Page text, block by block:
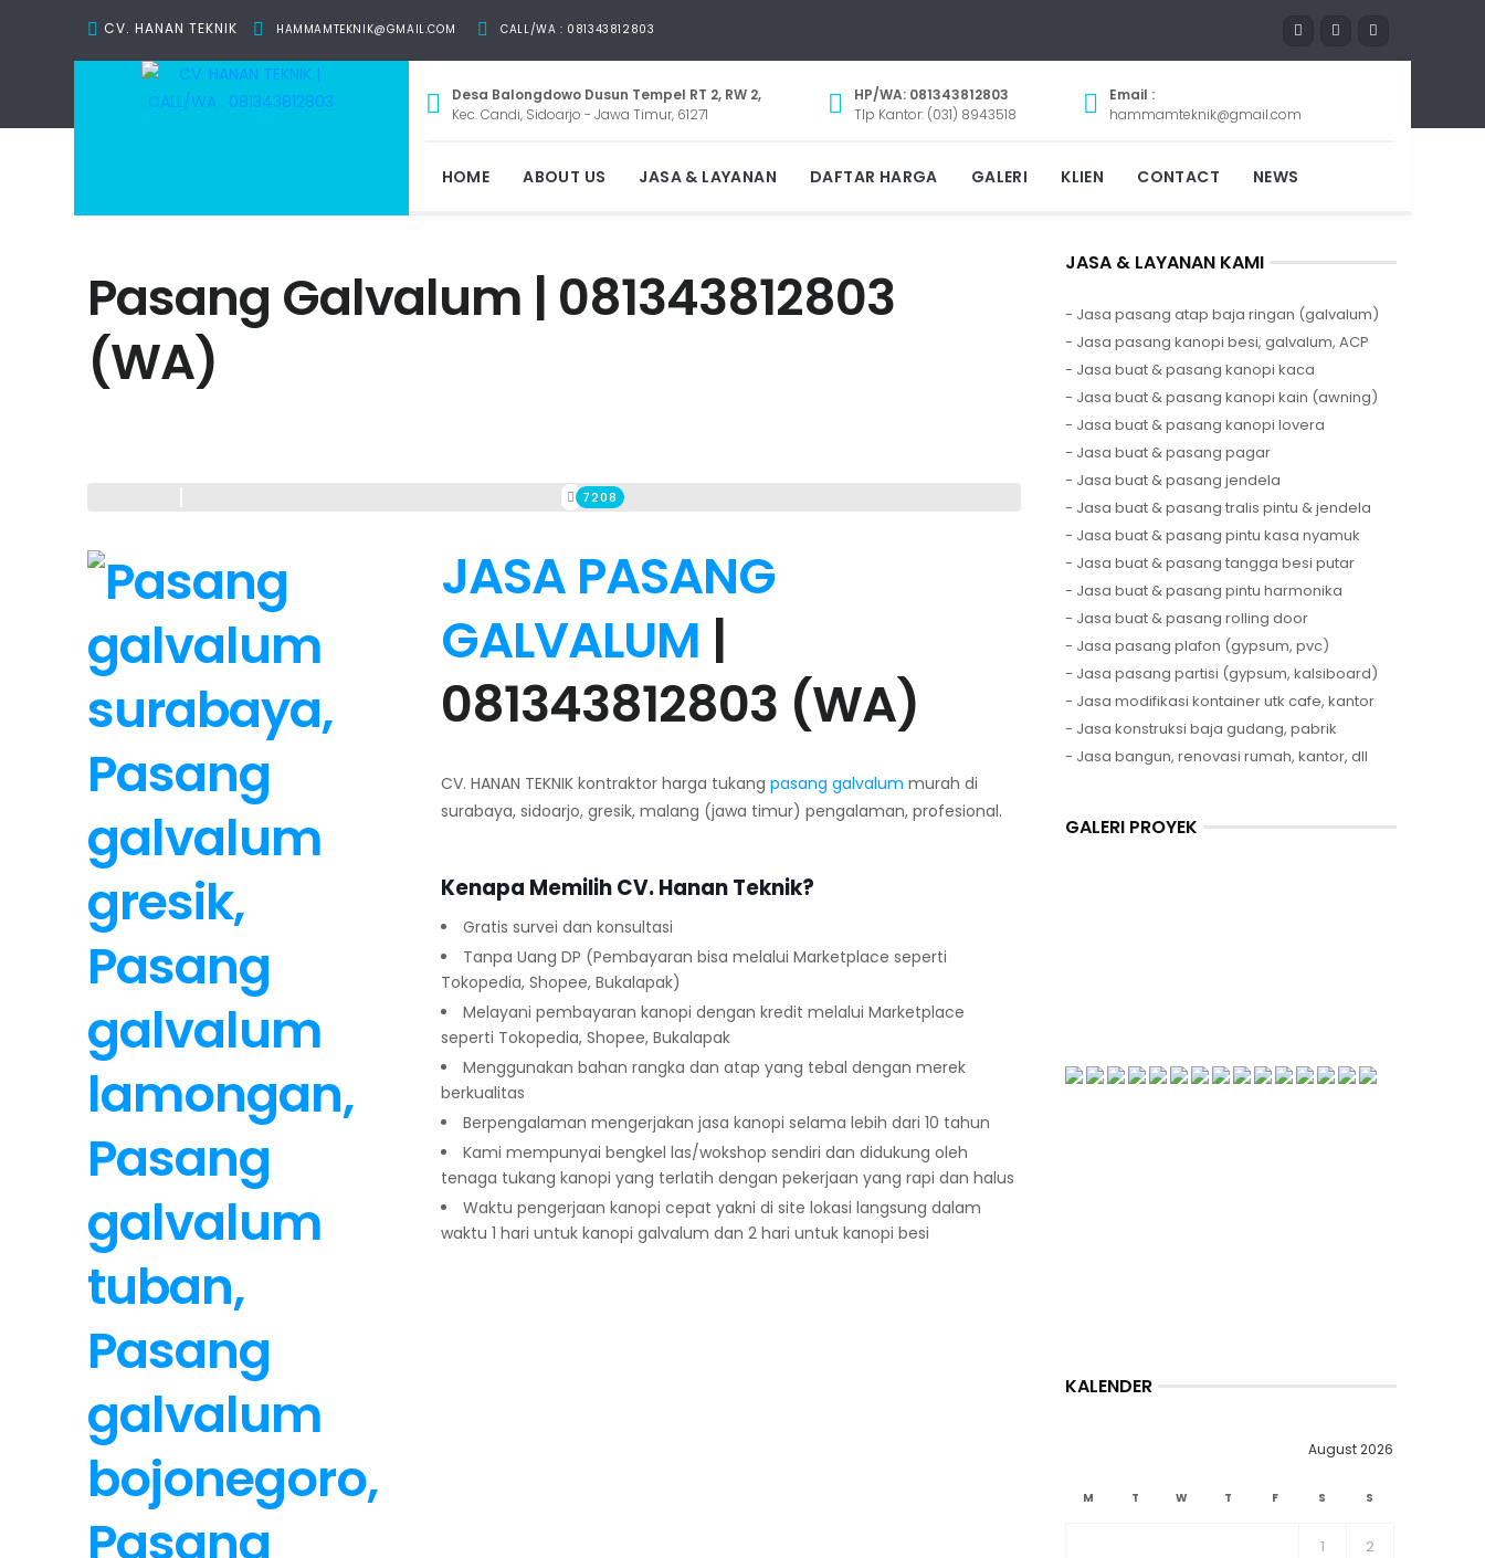
CV. HANAN TEKNIK HAMMAMTEKNIK@GMAIL.COM CALL/WA : 081343812803
Desa Balongdowo Dusun Tempel RT 2, RW 2,
Kec. Candi, Sidoarjo - Jawa Timur, 61271
HP/WA: 081343812803
Tlp Kantor: (031) 8943518
Email :
hammamteknik@gmail.com
HOME ABOUT US JASA & LAYANAN DAFTAR HARGA GALERI KLIEN CONTACT NEWS
Pasang Galvalum | 081343812803
(WA)
7208
JASA PASANG
GALVALUM |
081343812803 (WA)
CV. HANAN TEKNIK kontraktor harga tukang pasang galvalum murah di
surabaya, sidoarjo, gresik, malang (jawa timur) pengalaman, profesional.
Kenapa Memilih CV. Hanan Teknik?
Gratis survei dan konsultasi
Tanpa Uang DP (Pembayaran bisa melalui Marketplace seperti
Tokopedia, Shopee, Bukalapak)
Melayani pembayaran kanopi dengan kredit melalui Marketplace
seperti Tokopedia, Shopee, Bukalapak
Menggunakan bahan rangka dan atap yang tebal dengan merek
berkualitas
Berpengalaman mengerjakan jasa kanopi selama lebih dari 10 tahun
Kami mempunyai bengkel las/wokshop sendiri dan didukung oleh
tenaga tukang kanopi yang terlatih dengan pekerjaan yang rapi dan halus
Waktu pengerjaan kanopi cepat yakni di site lokasi langsung dalam
waktu 1 hari untuk kanopi galvalum dan 2 hari untuk kanopi besi
JASA & LAYANAN KAMI
- Jasa pasang atap baja ringan (galvalum)
- Jasa pasang kanopi besi, galvalum, ACP
- Jasa buat & pasang kanopi kaca
- Jasa buat & pasang kanopi kain (awning)
- Jasa buat & pasang kanopi lovera
- Jasa buat & pasang pagar
- Jasa buat & pasang jendela
- Jasa buat & pasang tralis pintu & jendela
- Jasa buat & pasang pintu kasa nyamuk
- Jasa buat & pasang tangga besi putar
- Jasa buat & pasang pintu harmonika
- Jasa buat & pasang rolling door
- Jasa pasang plafon (gypsum, pvc)
- Jasa pasang partisi (gypsum, kalsiboard)
- Jasa modifikasi kontainer utk cafe, kantor
- Jasa konstruksi baja gudang, pabrik
- Jasa bangun, renovasi rumah, kantor, dll
GALERI PROYEK
KALENDER
August 2026
M T W T F S S
1 2